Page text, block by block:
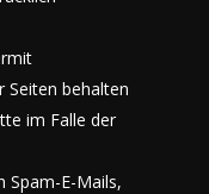
Seiten behalten
im Falle der
Spam-E-Mails,